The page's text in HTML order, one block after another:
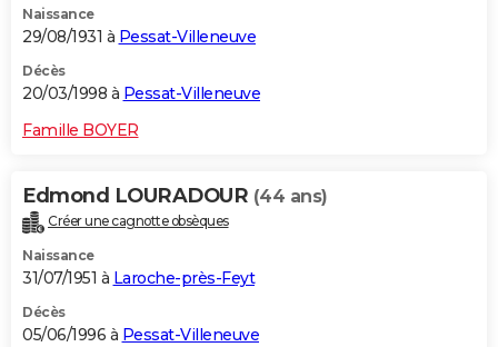
Naissance
29/08/1931 à Pessat-Villeneuve
Décès
20/03/1998 à Pessat-Villeneuve
Famille BOYER
Edmond LOURADOUR (44 ans)
Créer une cagnotte obsèques
Naissance
31/07/1951 à Laroche-près-Feyt
Décès
05/06/1996 à Pessat-Villeneuve